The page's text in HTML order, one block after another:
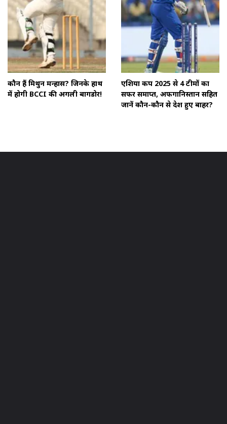
कौन हैं मिथुन मन्हास? जिनके हाथ
में होगी BCCI की अगली बागडोर!
एशिया कप 2025 से 4 टीमों का
सफर समाप्त, अफगानिस्तान सहित
जानें कौन-कौन से देश हुए बाहर?